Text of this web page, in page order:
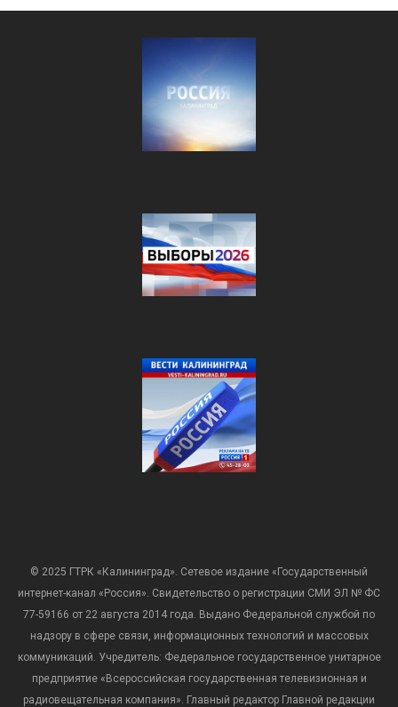
© 2025 ГТРК «Калининград». Сетевое издание «Государственный
интернет-канал «Россия». Свидетельство о регистрации СМИ ЭЛ № ФС
77-59166 от 22 августа 2014 года. Выдано Федеральной службой по
надзору в сфере связи, информационных технологий и массовых
коммуникаций. Учредитель: Федеральное государственное унитарное
предприятие «Всероссийская государственная телевизионная и
радиовещательная компания». Главный редактор Главной редакции